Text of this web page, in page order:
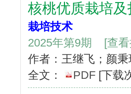
核桃优质栽培
栽培技术
2025年第9期
[查
作者：王继飞；颜
全文：
PDF [下载